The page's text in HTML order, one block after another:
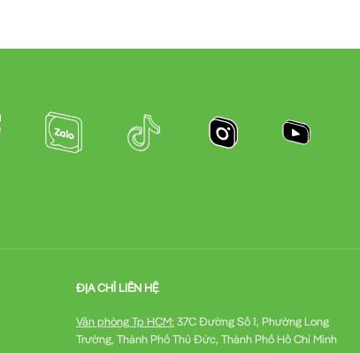
ĐỊA CHỈ LIÊN HỆ
Văn phòng Tp HCM: 37C Đường Số 1, Phường Long
Trường, Thành Phố Thủ Đức, Thành Phố Hồ Chí Minh